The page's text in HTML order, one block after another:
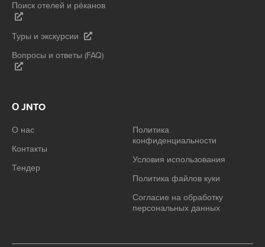
Поиск отелей и рёканов
Туры и экскурсии
Вопросы и ответы (FAQ)
О JNTO
О нас
Контакты
Тендер
Политика
конфиденциальности
Условия использования
Политика файлов куки
Согласие на обработку
персональных данных